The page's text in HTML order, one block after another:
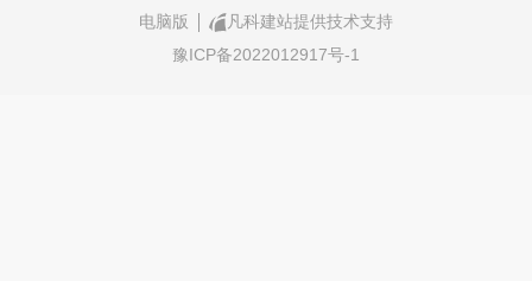
电脑版
凡科建站提供技术支持
豫ICP备2022012917号-1